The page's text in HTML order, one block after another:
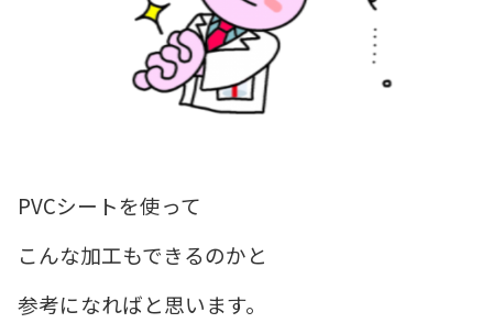
PVCシートを使って
こんな加工もできるのかと
参考になればと思います。